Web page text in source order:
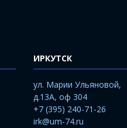
ИРКУТСК
ул. Марии Ульяновой,
д.13А, оф 304
+7 (395) 240-71-26
irk@um-74.ru